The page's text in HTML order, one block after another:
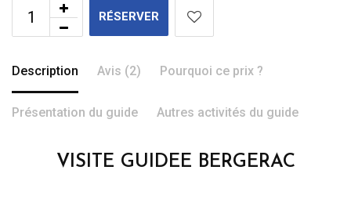
RÉSERVER
Description Avis (2) Pourquoi ce prix ?
Présentation du guide Autres activités du guide
VISITE GUIDEE BERGERAC